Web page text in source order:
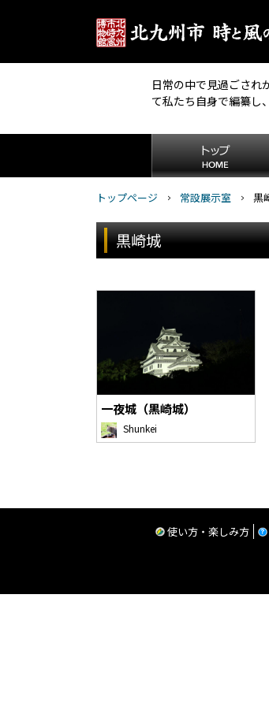
日常の中で見過ごされ
て私たち自身で編纂し
トップページ 常設展示室 黒
黒崎城
一夜城（黒崎城）
Shunkei
使い方・楽しみ方